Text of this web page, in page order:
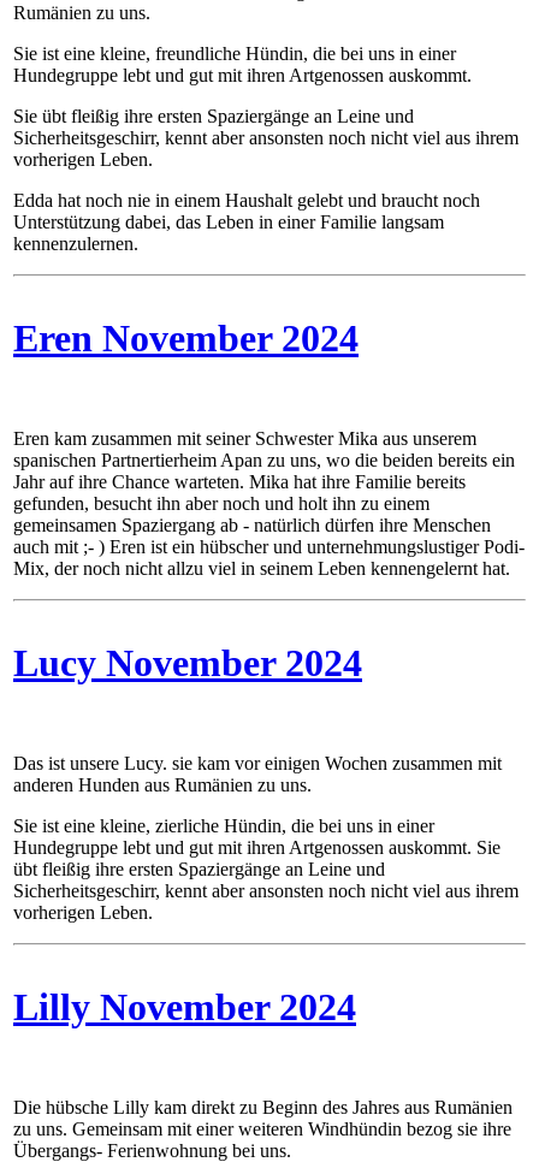
Rumänien zu uns.
Sie ist eine kleine, freundliche Hündin, die bei uns in einer
Hundegruppe lebt und gut mit ihren Artgenossen auskommt.
Sie übt fleißig ihre ersten Spaziergänge an Leine und
Sicherheitsgeschirr, kennt aber ansonsten noch nicht viel aus ihrem
vorherigen Leben.
Edda hat noch nie in einem Haushalt gelebt und braucht noch
Unterstützung dabei, das Leben in einer Familie langsam
kennenzulernen.
Eren November 2024
Eren kam zusammen mit seiner Schwester Mika aus unserem
spanischen Partnertierheim Apan zu uns, wo die beiden bereits ein
Jahr auf ihre Chance warteten. Mika hat ihre Familie bereits
gefunden, besucht ihn aber noch und holt ihn zu einem
gemeinsamen Spaziergang ab - natürlich dürfen ihre Menschen
auch mit ;- ) Eren ist ein hübscher und unternehmungslustiger Podi-
Mix, der noch nicht allzu viel in seinem Leben kennengelernt hat.
Lucy November 2024
Das ist unsere Lucy. sie kam vor einigen Wochen zusammen mit
anderen Hunden aus Rumänien zu uns.
Sie ist eine kleine, zierliche Hündin, die bei uns in einer
Hundegruppe lebt und gut mit ihren Artgenossen auskommt. Sie
übt fleißig ihre ersten Spaziergänge an Leine und
Sicherheitsgeschirr, kennt aber ansonsten noch nicht viel aus ihrem
vorherigen Leben.
Lilly November 2024
Die hübsche Lilly kam direkt zu Beginn des Jahres aus Rumänien
zu uns. Gemeinsam mit einer weiteren Windhündin bezog sie ihre
Übergangs- Ferienwohnung bei uns.